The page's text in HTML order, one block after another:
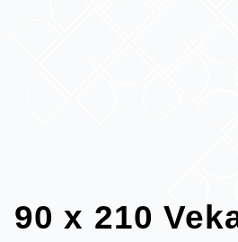
90 x 210